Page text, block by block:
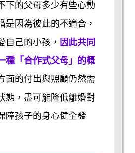
下的父母多少有些心動
是因為彼此的不適合，
自己的小孩， 因此共同
種「合作式父母」的概
面的付出與照顧仍然需
態，盡可能降低離婚對
障孩子的身心健全發